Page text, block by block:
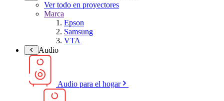
Ver todo en proyectores
Marca
Epson
Samsung
VTA
Audio
Audio para el hogar